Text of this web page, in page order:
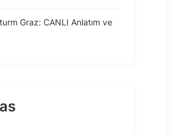
Graz: CANLI Anlatım ve